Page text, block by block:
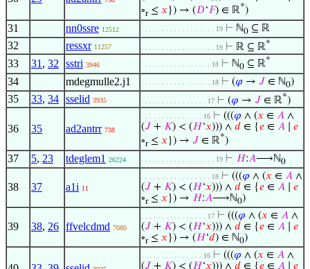
∘r≤ 𝑥 }) → (𝐷‘𝐹) ∈ ℝ*)
31 nn0ssre 12512 . . . . . . . . . . . . . . . . . . 19 ⊢ ℕ0 ⊆ ℝ
32 ressxr 11257 . . . . . . . . . . . . . . . . . . 19 ⊢ ℝ ⊆ ℝ*
33 31 , 32 sstri 3946 . . . . . . . . . . . . . . . . . 18 ⊢ ℕ0 ⊆ ℝ*
34 mdegmulle2.j1 . . . . . . . . . . . . . . . . . 18 ⊢ (𝜑 → 𝐽 ∈ ℕ0)
35 33, 34 sselid 3935 . . . . . . . . . . . . . . . . 17 ⊢ (𝜑 → 𝐽 ∈ ℝ*)
36 35 ad2antrr 738
. . . . . . . . . . . . . . . 16 ⊢ (((𝜑 ∧ (𝑥 ∈ 𝐴 ∧
(𝐽 + 𝐾) < (𝐻‘𝑥))) ∧ 𝑑 ∈ {𝑒 ∈ 𝐴
𝑒
∘r≤ 𝑥 }) → 𝐽 ∈ ℝ*)
37 5, 23 tdeglem1 26224 . . . . . . . . . . . . . . . . . . 19 ⊢ 𝐻:𝐴⟶ℕ0
38 37 a1i 11
. . . . . . . . . . . . . . . . . 18 ⊢ (((𝜑 ∧ (𝑥 ∈ 𝐴 ∧
(𝐽 + 𝐾) < (𝐻‘𝑥))) ∧ 𝑑 ∈ {𝑒 ∈ 𝐴
𝑒
∘r≤ 𝑥 }) → 𝐻:𝐴⟶ℕ0)
39 38, 26 ffvelcdmd 7080
. . . . . . . . . . . . . . . . 17 ⊢ (((𝜑 ∧ (𝑥 ∈ 𝐴 ∧
(𝐽 + 𝐾) < (𝐻‘𝑥))) ∧ 𝑑 ∈ {𝑒 ∈ 𝐴
𝑒
∘r≤ 𝑥 }) → (𝐻‘𝑑) ∈ ℕ0)
. . . . . . . . . . . . . . . 16 ⊢ (((𝜑 ∧ (𝑥 ∈ 𝐴 ∧
(𝐽 + 𝐾) < (𝐻‘𝑥))) ∧ 𝑑 ∈ {𝑒 ∈ 𝐴 𝑒